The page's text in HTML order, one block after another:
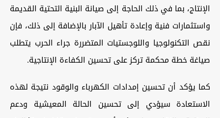
الإنتاج، بما في ذلك الحاجة إلى صيانة البنية التحتية القديمة
واستثمارات فنية وإعادة تأهيل الآبار بالإضافة إلى ذلك، فإن
نقص التكنولوجيا واللوجستيات المتضررة جراء الحرب يتطلب
صياغة خطة محكمة تركز على تحسين الكفاءة الإنتاجية.
كما يؤكد أن تحسين إمدادات الكهرباء والوقود نتيجة لهذه
الاستعادة سيؤدي إلى تحسين الحالة المعيشية ودعم